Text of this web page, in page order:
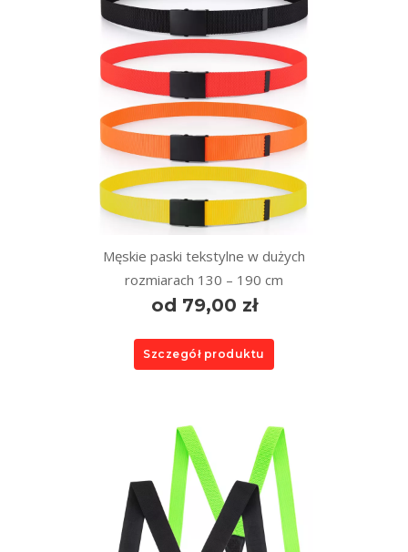
Męskie paski tekstylne w dużych
rozmiarach 130 – 190 cm
od 79,00 zł
Szczegół produktu